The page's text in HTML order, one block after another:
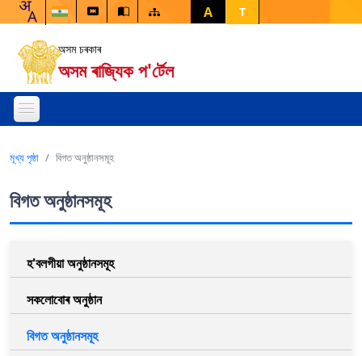
A T
অসম চৰকাৰ
অসম ৰাজ্যিক প'ৰ্টেল
মূখ্য পৃষ্ঠা বিগত অনুষ্ঠানসমূহ
বিগত অনুষ্ঠানসমূহ
হ'বলগীয়া অনুষ্ঠানসমূহ
সকলোবোৰ অনুষ্ঠান
বিগত অনুষ্ঠানসমূহ